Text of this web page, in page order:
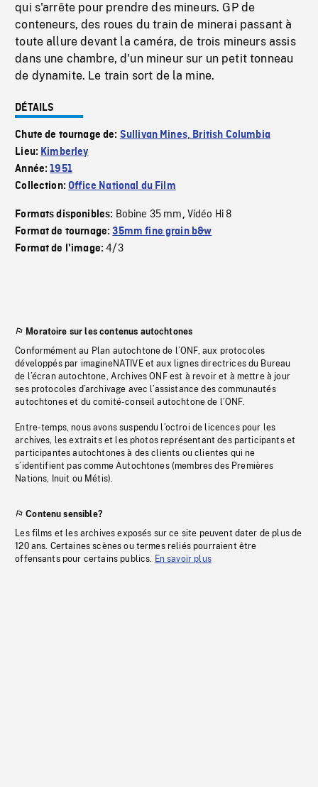
qui s'arrête pour prendre des mineurs. GP de
conteneurs, des roues du train de minerai passant à
toute allure devant la caméra, de trois mineurs assis
dans une chambre, d'un mineur sur un petit tonneau
de dynamite. Le train sort de la mine.
DÉTAILS
Chute de tournage de: Sullivan Mines, British Columbia
Lieu: Kimberley
Année:1951
Collection:Office National du Film
Formats disponibles: Bobine 35 mm, Vidéo Hi 8
Format de tournage:35mm fine grain b&w
Format de l'image:4/3
Moratoire sur les contenus autochtones
Conformément au Plan autochtone de l’ONF, aux protocoles
développés par imagineNATIVE et aux lignes directrices du Bureau
de l’écran autochtone, Archives ONF est à revoir et à mettre à jour
ses protocoles d’archivage avec l’assistance des communautés
autochtones et du comité-conseil autochtone de l’ONF.
Entre-temps, nous avons suspendu l’octroi de licences pour les
archives, les extraits et les photos représentant des participants et
participantes autochtones à des clients ou clientes qui ne
s’identifient pas comme Autochtones (membres des Premières
Nations, Inuit ou Métis).
Contenu sensible?
Les films et les archives exposés sur ce site peuvent dater de plus de
120 ans. Certaines scènes ou termes reliés pourraient être
offensants pour certains publics. En savoir plus